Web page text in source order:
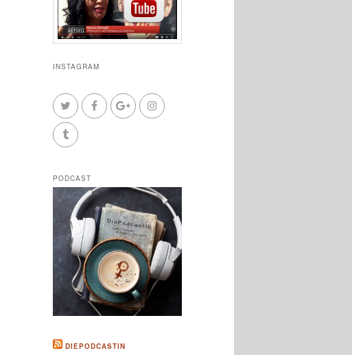
INSTAGRAM
PODCAST
DIEPODCASTIN